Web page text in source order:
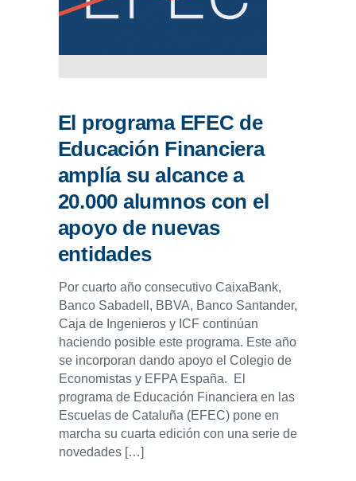
El programa EFEC de
Educación Financiera
amplía su alcance a
20.000 alumnos con el
apoyo de nuevas
entidades
Por cuarto año consecutivo CaixaBank,
Banco Sabadell, BBVA, Banco Santander,
Caja de Ingenieros y ICF continúan
haciendo posible este programa. Este año
se incorporan dando apoyo el Colegio de
Economistas y EFPA España. El
programa de Educación Financiera en las
Escuelas de Cataluña (EFEC) pone en
marcha su cuarta edición con una serie de
novedades […]